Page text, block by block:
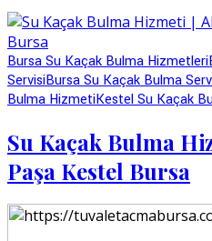
Bursa Su Kaçak Bulma Hizmetleri
ServisiBursa Su Kaçak Bulma
Bulma HizmetiKestel Su Kaçak
Su Kaçak Bulma
Paşa Kestel Bursa